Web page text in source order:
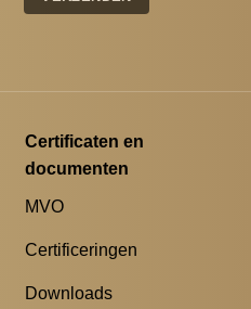
Certificaten en
documenten
MVO
Certificeringen
Downloads